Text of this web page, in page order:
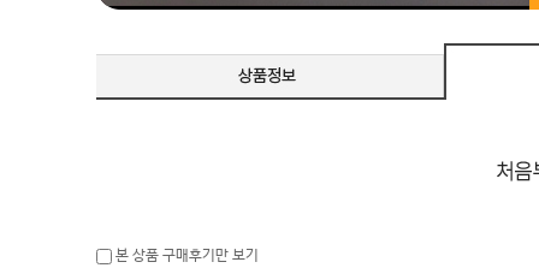
본 상품 구매후기만 보기